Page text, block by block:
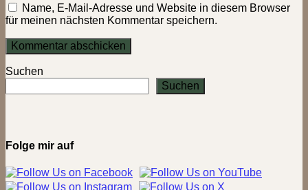
Name, E-Mail-Adresse und Website in diesem Browser
für meinen nächsten Kommentar speichern.
Suchen
Suchen
Folge mir auf